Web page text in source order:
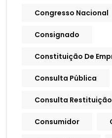
Congresso Nacional
Consignado
Constituição De
Consulta Pública
Consulta Restituição
Consumidor